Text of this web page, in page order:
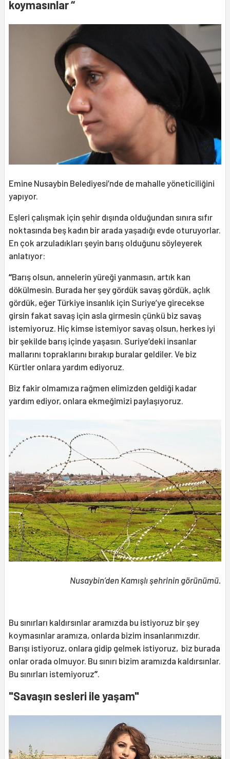
koymasınlar“
Emine Nusaybin Belediyesi’nde de mahalle yöneticiliğini
yapıyor.
Eşleri çalışmak için şehir dışında olduğundan sınıra sıfır
noktasında beş kadın bir arada yaşadığı evde oturuyorlar.
En çok arzuladıkları şeyin barış olduğunu söyleyerek
anlatıyor:
“Barış olsun, annelerin yüreği yanmasın, artık kan
dökülmesin. Burada her şey gördük savaş gördük, açlık
gördük, eğer Türkiye insanlık için Suriye’ye girecekse
girsin fakat savaş için asla girmesin çünkü biz savaş
istemiyoruz. Hiç kimse istemiyor savaş olsun, herkes iyi
bir şekilde barış içinde yaşasın. Suriye’deki insanlar
mallarını topraklarını bırakıp buralar geldiler. Ve biz
Kürtler onlara yardım ediyoruz.
Biz fakir olmamıza rağmen elimizden geldiği kadar
yardım ediyor, onlara ekmeğimizi paylaşıyoruz.
Nusaybin’den Kamışlı şehrinin görünümü.
Bu sınırları kaldırsınlar aramızda bu istiyoruz bir şey
koymasınlar aramıza, onlarda bizim insanlarımızdır.
Barışı istiyoruz, onlara gidip gelmek istiyoruz, biz burada
onlar orada olmuyor. Bu sınırı bizim aramızda kaldırsınlar.
Bu sınırları istemiyoruz”
"Savaşın sesleri ile yaşam"